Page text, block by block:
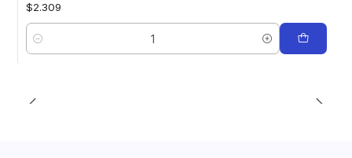
$2.309
Cantidad